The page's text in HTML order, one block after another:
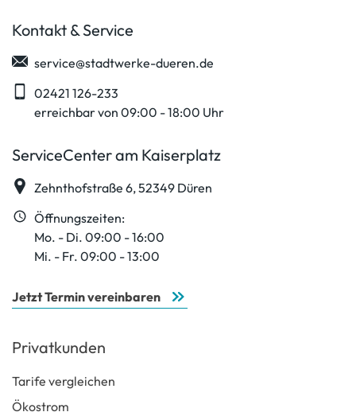
Kontakt & Service
service@stadtwerke-dueren.de
02421 126-233
erreichbar von 09:00 - 18:00 Uhr
ServiceCenter am Kaiserplatz
Zehnthofstraße 6, 52349 Düren
Öffnungszeiten:
Mo. - Di. 09:00 - 16:00
Mi. - Fr. 09:00 - 13:00
Jetzt Termin vereinbaren
Privatkunden
Tarife vergleichen
Ökostrom